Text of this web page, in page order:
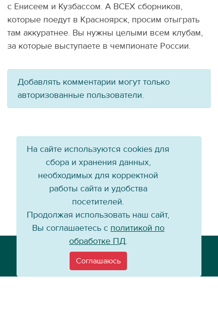
с Енисеем и Кузбассом. А ВСЕХ сборников,
которые поедут в Красноярск, просим отыграть
там аккуратнее. Вы нужны целыми всем клубам,
за которые выступаете в чемпионате России.
Добавлять комментарии могут только
авторизованные пользователи.
Email:info@baikal-energy.ru
На сайте используются cookies для
сбора и хранения данных,
необходимых для корректной
работы сайта и удобства
посетителей.
Продолжая использовать наш сайт,
Вы соглашаетесь с политикой по
обработке ПД.
Соглашаюсь